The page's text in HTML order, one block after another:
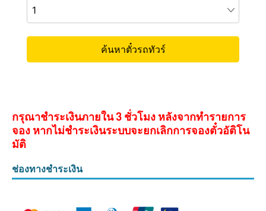
กรุณาชำระเงินภายใน 3 ชั่วโมง หลังจากทำรายการ
จอง หากไม่ชำระเงินระบบจะยกเลิกการจองตั๋วอัติโน
มัติ
ช่องทางชำระเงิน